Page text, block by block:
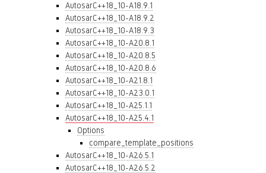
AutosarC++18_10-A18.9.1
AutosarC++18_10-A18.9.2
AutosarC++18_10-A18.9.3
AutosarC++18_10-A20.8.1
AutosarC++18_10-A20.8.5
AutosarC++18_10-A20.8.6
AutosarC++18_10-A21.8.1
AutosarC++18_10-A23.0.1
AutosarC++18_10-A25.1.1
AutosarC++18_10-A25.4.1
Options
compare_template_positions
AutosarC++18_10-A26.5.1
AutosarC++18_10-A26.5.2